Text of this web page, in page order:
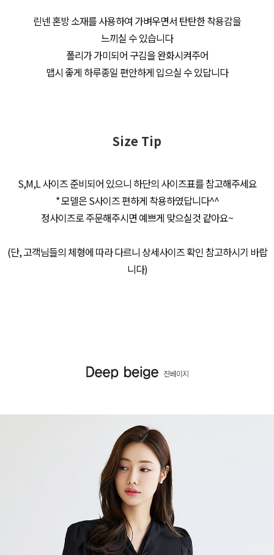
린넨 혼방 소재를 사용하여 가벼우면서 탄탄한 착용감을
느끼실 수 있습니다
폴리가 가미되어 구김을 완화시켜주어
맵시 좋게 하루종일 편안하게 입으실 수 있답니다
Size Tip
S,M,L 사이즈 준비되어 있으니 하단의 사이즈표를 참고해주세요
* 모델은 S사이즈 편하게 착용하였답니다^^
정사이즈로 주문해주시면 예쁘게 맞으실것 같아요~
(단, 고객님들의 체형에 따라 다르니 상세사이즈 확인 참고하시기 바랍
니다)